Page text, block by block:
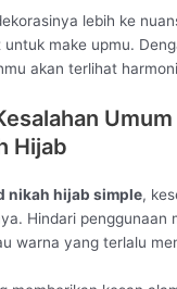
lebih ke
make upmu.
akan terlihat
Hijab
nikah hijab simple,
Hindari penggunaan
warna yang terlalu